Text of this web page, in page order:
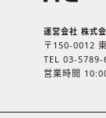
運営会社 株式
〒150-0012
TEL 03-
営業時間